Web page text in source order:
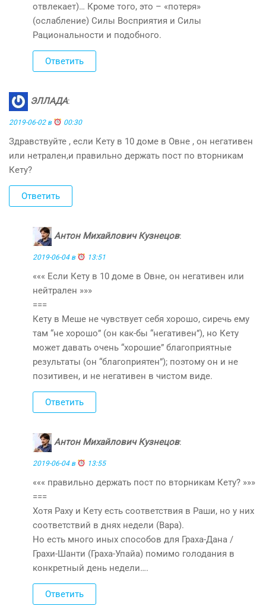
отвлекает)… Кроме того, это – «потеря»
(ослабление) Силы Восприятия и Силы
Рациональности и подобного.
Ответить
ЭЛЛАДА:
2019-06-02 в 00:30
Здравствуйте , если Кету в 10 доме в Овне , он негативен
или нетрален,и правильно держать пост по вторникам
Кету?
Ответить
Антон Михайлович Кузнецов:
2019-06-04 в 13:51
««« Если Кету в 10 доме в Овне, он негативен или
нейтрален »»»
===
Кету в Меше не чувствует себя хорошо, сиречь ему
там “не хорошо” (он как-бы “негативен”), но Кету
может давать очень “хорошие” благоприятные
результаты (он “благоприятен”); поэтому он и не
позитивен, и не негативен в чистом виде.
Ответить
Антон Михайлович Кузнецов:
2019-06-04 в 13:55
««« правильно держать пост по вторникам Кету? »»»
===
Хотя Раху и Кету есть соответствия в Раши, но у них
соответствий в днях недели (Вара).
Но есть много иных способов для Граха-Дана /
Грахи-Шанти (Граха-Упайа) помимо голодания в
конкретный день недели….
Ответить